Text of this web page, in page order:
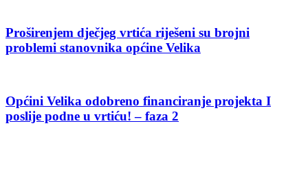
Proširenjem dječjeg vrtića riješeni su brojni
problemi stanovnika općine Velika
Općini Velika odobreno financiranje projekta I
poslije podne u vrtiću! – faza 2